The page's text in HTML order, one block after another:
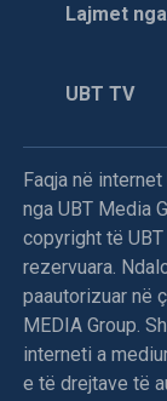
Lajmet
UBT TV
Faqja në
nga UBT Media
copyright të
rezervuara.
paautorizuar në
MEDIA Group.
interneti a
e të drejtave të